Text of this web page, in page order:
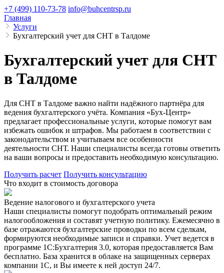
+7 (499) 110-73-78 info@buhcentrsp.ru
Главная
Услуги
Бухгалтерский учет для СНТ в Талдоме
Бухгалтерский учет для СНТ
в Талдоме
Для СНТ в Талдоме важно найти надёжного партнёра для
ведения бухгалтерского учёта. Компания «Бух-Центр»
предлагает профессиональные услуги, которые помогут вам
избежать ошибок и штрафов. Мы работаем в соответствии с
законодательством и учитываем все особенности
деятельности СНТ. Наши специалисты всегда готовы ответить
на ваши вопросы и предоставить необходимую консультацию.
Получить расчет Получить консультацию
Что входит в стоимость договора
Ведение налогового и бухгалтерского учета
Наши специалисты помогут подобрать оптимальный режим
налогообложения и составят учетную политику. Ежемесячно в
базе отражаются бухгалтерские проводки по всем сделкам,
формируются необходимые записи и справки. Учет ведется в
программе 1С:Бухгалтерия 3.0, которая предоставляется Вам
бесплатно. База хранится в облаке на защищенных серверах
компании 1С, и Вы имеете к ней доступ 24/7.